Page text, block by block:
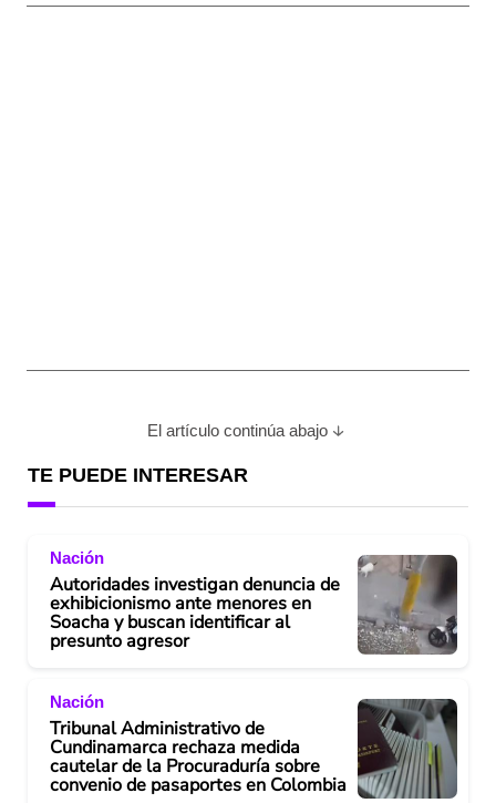
El artículo continúa abajo
TE PUEDE INTERESAR
Nación
Autoridades investigan denuncia de
exhibicionismo ante menores en
Soacha y buscan identificar al
presunto agresor
Nación
Tribunal Administrativo de
Cundinamarca rechaza medida
cautelar de la Procuraduría sobre
convenio de pasaportes en Colombia